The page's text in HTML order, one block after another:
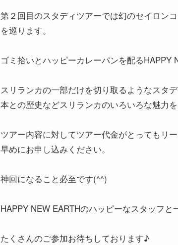
第２回目のスタディツアーでは幻のセイロン
を巡ります。
ゴミ拾いとハッピーカレーパンを配るHAPPY
スリランカの一部だけを切り取るようなスタ
本との歴史などスリランカのいろいろな魅力
ツアー内容に対してツアー代金がとってもリ
早めにお申し込みください。
神回になること必至です(^^)
HAPPY NEW EARTHのハッピーなスタッフと
たくさんのご参加お待ちしております♪